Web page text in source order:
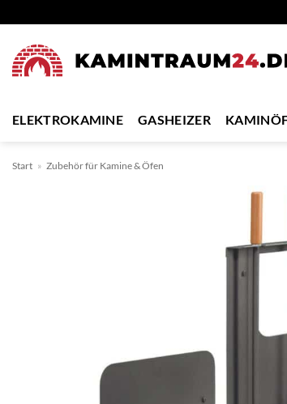
springen
ELEKTROKAMINE GASHEIZER
Start » Zubehör für Kamine & Öfen